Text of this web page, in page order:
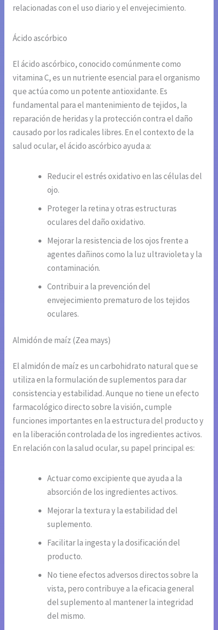
relacionadas con el uso diario y el envejecimiento.
Ácido ascórbico
El ácido ascórbico, conocido comúnmente como
vitamina C, es un nutriente esencial para el organismo
que actúa como un potente antioxidante. Es
fundamental para el mantenimiento de tejidos, la
reparación de heridas y la protección contra el daño
causado por los radicales libres. En el contexto de la
salud ocular, el ácido ascórbico ayuda a:
Reducir el estrés oxidativo en las células del
ojo.
Proteger la retina y otras estructuras
oculares del daño oxidativo.
Mejorar la resistencia de los ojos frente a
agentes dañinos como la luz ultravioleta y la
contaminación.
Contribuir a la prevención del
envejecimiento prematuro de los tejidos
oculares.
Almidón de maíz (Zea mays)
El almidón de maíz es un carbohidrato natural que se
utiliza en la formulación de suplementos para dar
consistencia y estabilidad. Aunque no tiene un efecto
farmacológico directo sobre la visión, cumple
funciones importantes en la estructura del producto y
en la liberación controlada de los ingredientes activos.
En relación con la salud ocular, su papel principal es:
Actuar como excipiente que ayuda a la
absorción de los ingredientes activos.
Mejorar la textura y la estabilidad del
suplemento.
Facilitar la ingesta y la dosificación del
producto.
No tiene efectos adversos directos sobre la
vista, pero contribuye a la eficacia general
del suplemento al mantener la integridad
del mismo.